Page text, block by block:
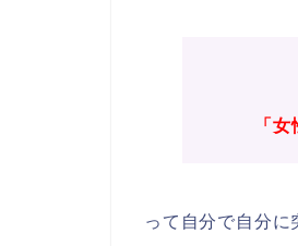
「
って自分で自分に